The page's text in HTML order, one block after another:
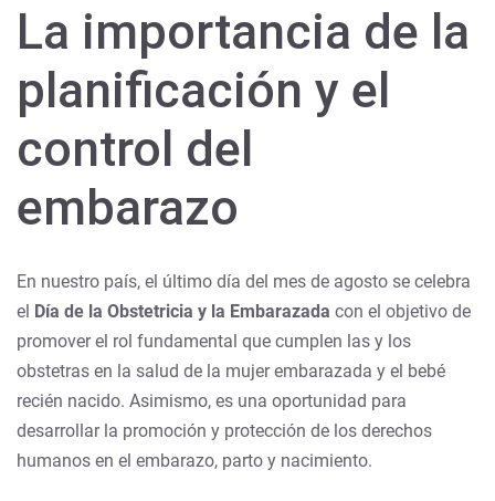
La importancia de la
planificación y el
control del
embarazo
En nuestro país, el último día del mes de agosto se celebra
el Día de la Obstetricia y la Embarazada con el objetivo de
promover el rol fundamental que cumplen las y los
obstetras en la salud de la mujer embarazada y el bebé
recién nacido. Asimismo, es una oportunidad para
desarrollar la promoción y protección de los derechos
humanos en el embarazo, parto y nacimiento.